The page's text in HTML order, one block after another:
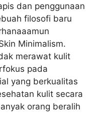
dan penggunaan
filosofi baru
Minimalism.
merawat kulit
pada
yang berkualitas
kulit secara
orang beralih